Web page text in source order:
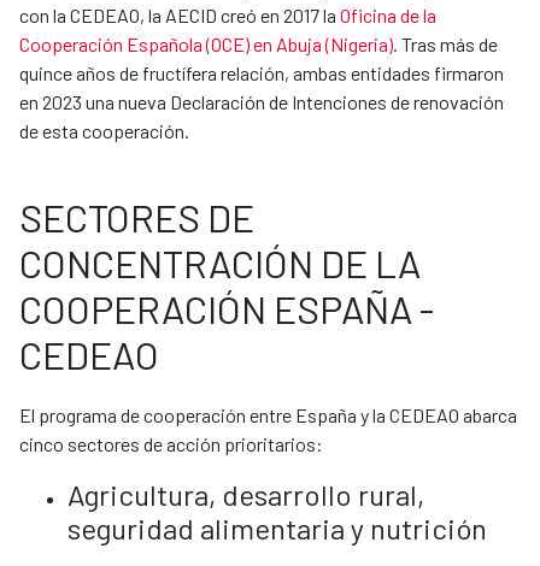
con la CEDEAO, la AECID creó en 2017 la Oficina de la
Cooperación Española (OCE) en Abuja (Nigeria). Tras más de
quince años de fructífera relación, ambas entidades firmaron
en 2023 una nueva Declaración de Intenciones de renovación
de esta cooperación.
SECTORES DE
CONCENTRACIÓN DE LA
COOPERACIÓN ESPAÑA -
CEDEAO
El programa de cooperación entre España y la CEDEAO abarca
cinco sectores de acción prioritarios:
Agricultura, desarrollo rural,
seguridad alimentaria y nutrición